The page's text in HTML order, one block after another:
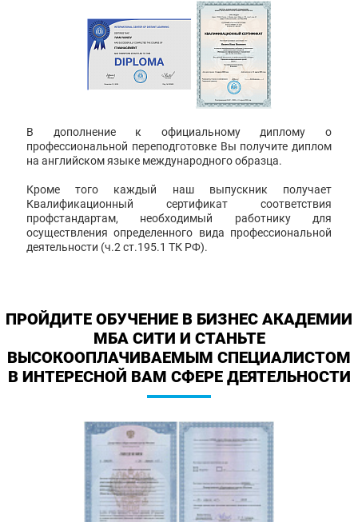
В дополнение к официальному диплому о
профессиональной переподготовке Вы получите диплом
на английском языке международного образца.
Кроме того каждый наш выпускник получает
Квалификационный сертификат соответствия
профстандартам, необходимый работнику для
осуществления определенного вида профессиональной
деятельности (ч.2 ст.195.1 ТК РФ).
ПРОЙДИТЕ ОБУЧЕНИЕ В БИЗНЕС АКАДЕМИИ
МБА СИТИ И СТАНЬТЕ
ВЫСОКООПЛАЧИВАЕМЫМ СПЕЦИАЛИСТОМ
В ИНТЕРЕСНОЙ ВАМ СФЕРЕ ДЕЯТЕЛЬНОСТИ